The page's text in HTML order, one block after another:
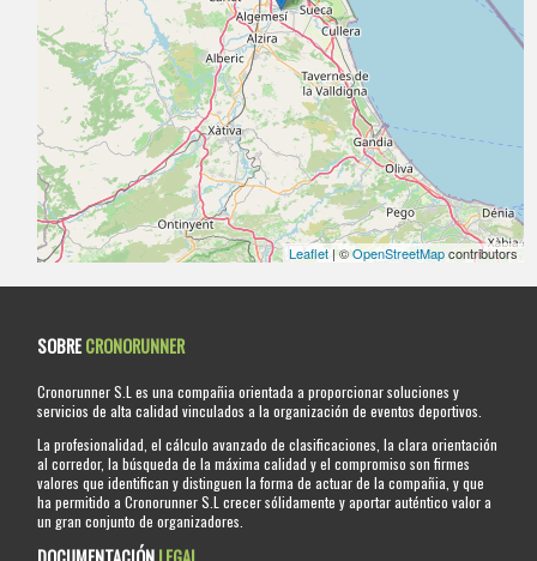
Leaflet| ©OpenStreetMapcontributors
SOBRECRONORUNNER
Cronorunner S.L es una compañia orientada a proporcionar soluciones y
servicios de alta calidad vinculados a la organización de eventos deportivos.
La profesionalidad, el cálculo avanzado de clasificaciones, la clara orientación
al corredor, la búsqueda de la máxima calidad y el compromiso son firmes
valores que identifican y distinguen la forma de actuar de la compañia, y que
ha permitido a Cronorunner S.L crecer sólidamente y aportar auténtico valor a
un gran conjunto de organizadores.